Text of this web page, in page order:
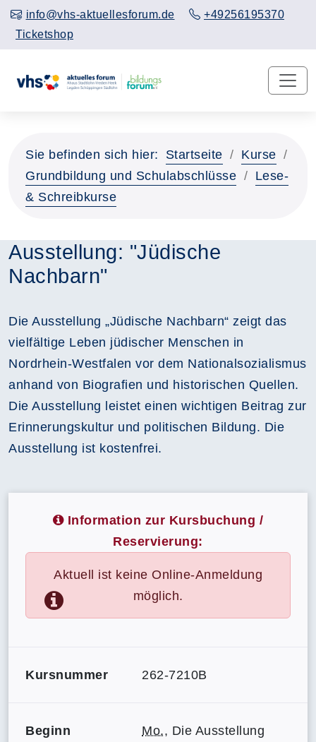
info@vhs-aktuellesforum.de
+49256195370
Ticketshop
Sie befinden sich hier: Startseite
Kurse
Grundbildung und Schulabschlüsse
Lese-
& Schreibkurse
Ausstellung: "Jüdische
Nachbarn"
Die Ausstellung „Jüdische Nachbarn“ zeigt das
vielfältige Leben jüdischer Menschen in
Nordrhein-Westfalen vor dem Nationalsozialismus
anhand von Biografien und historischen Quellen.
Die Ausstellung leistet einen wichtigen Beitrag zur
Erinnerungskultur und politischen Bildung. Die
Ausstellung ist kostenfrei.
Information zur Kursbuchung /
Reservierung:
Aktuell ist keine Online-Anmeldung
möglich.
Kursnummer 262-7210B
Beginn Mo., Die Ausstellung